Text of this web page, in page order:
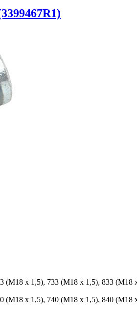
(M18 x 1,5), 733 (M18 x 1,5), 833 (M18
(M18 x 1,5), 740 (M18 x 1,5), 840 (M18